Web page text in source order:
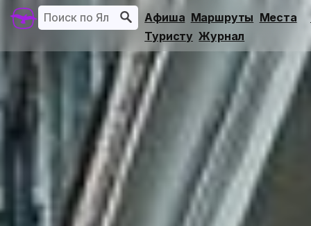
Афиша Маршруты Места
Туристу Журнал